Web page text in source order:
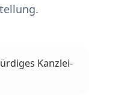
Kanzlei-